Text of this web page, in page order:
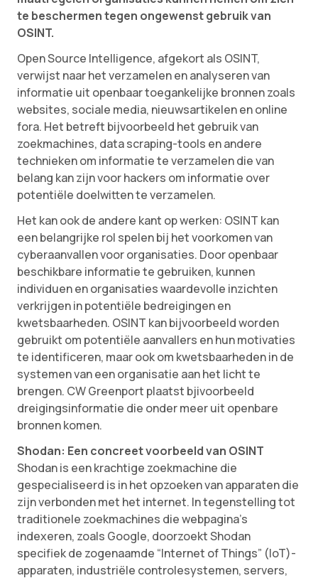
te beschermen tegen ongewenst gebruik van
OSINT.
Open Source Intelligence, afgekort als OSINT,
verwijst naar het verzamelen en analyseren van
informatie uit openbaar toegankelijke bronnen zoals
websites, sociale media, nieuwsartikelen en online
fora. Het betreft bijvoorbeeld het gebruik van
zoekmachines, data scraping-tools en andere
technieken om informatie te verzamelen die van
belang kan zijn voor hackers om informatie over
potentiële doelwitten te verzamelen.
Het kan ook de andere kant op werken: OSINT kan
een belangrijke rol spelen bij het voorkomen van
cyberaanvallen voor organisaties. Door openbaar
beschikbare informatie te gebruiken, kunnen
individuen en organisaties waardevolle inzichten
verkrijgen in potentiële bedreigingen en
kwetsbaarheden. OSINT kan bijvoorbeeld worden
gebruikt om potentiële aanvallers en hun motivaties
te identificeren, maar ook om kwetsbaarheden in de
systemen van een organisatie aan het licht te
brengen. CW Greenport plaatst bjivoorbeeld
dreigingsinformatie die onder meer uit openbare
bronnen komen.
Shodan: Een concreet voorbeeld van OSINT
Shodan is een krachtige zoekmachine die
gespecialiseerd is in het opzoeken van apparaten die
zijn verbonden met het internet. In tegenstelling tot
traditionele zoekmachines die webpagina’s
indexeren, zoals Google, doorzoekt Shodan
specifiek de zogenaamde “Internet of Things” (IoT)-
apparaten, industriële controlesystemen, servers,